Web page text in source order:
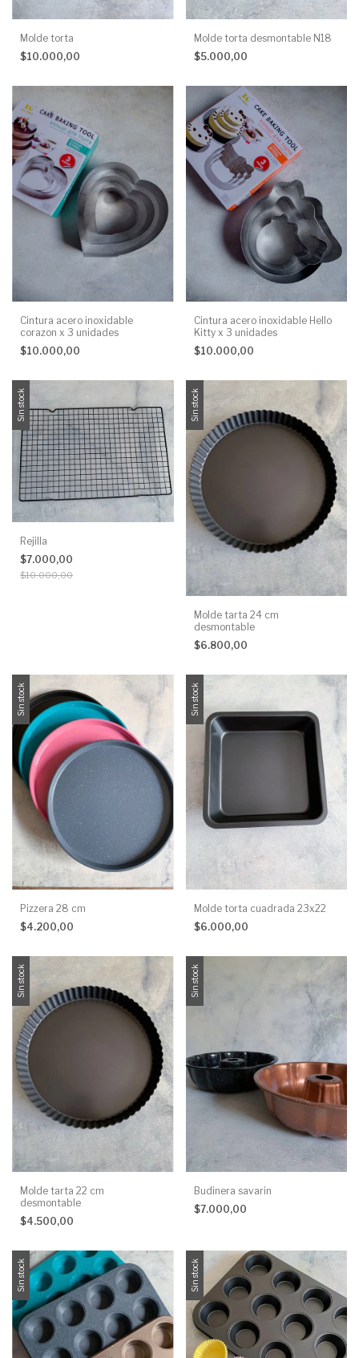
Molde torta
$10.000,00
Molde torta desmontable N18
$5.000,00
Cintura acero inoxidable
corazon x 3 unidades
$10.000,00
Cintura acero inoxidable Hello
Kitty x 3 unidades
$10.000,00
Sin stock
Rejilla
$7.000,00
$10.000,00
Sin stock
Molde tarta 24 cm
desmontable
$6.800,00
Sin stock
Pizzera 28 cm
$4.200,00
Sin stock
Molde torta cuadrada 23x22
$6.000,00
Sin stock
Molde tarta 22 cm
desmontable
$4.500,00
Sin stock
Budinera savarin
$7.000,00
Sin stock Sin stock